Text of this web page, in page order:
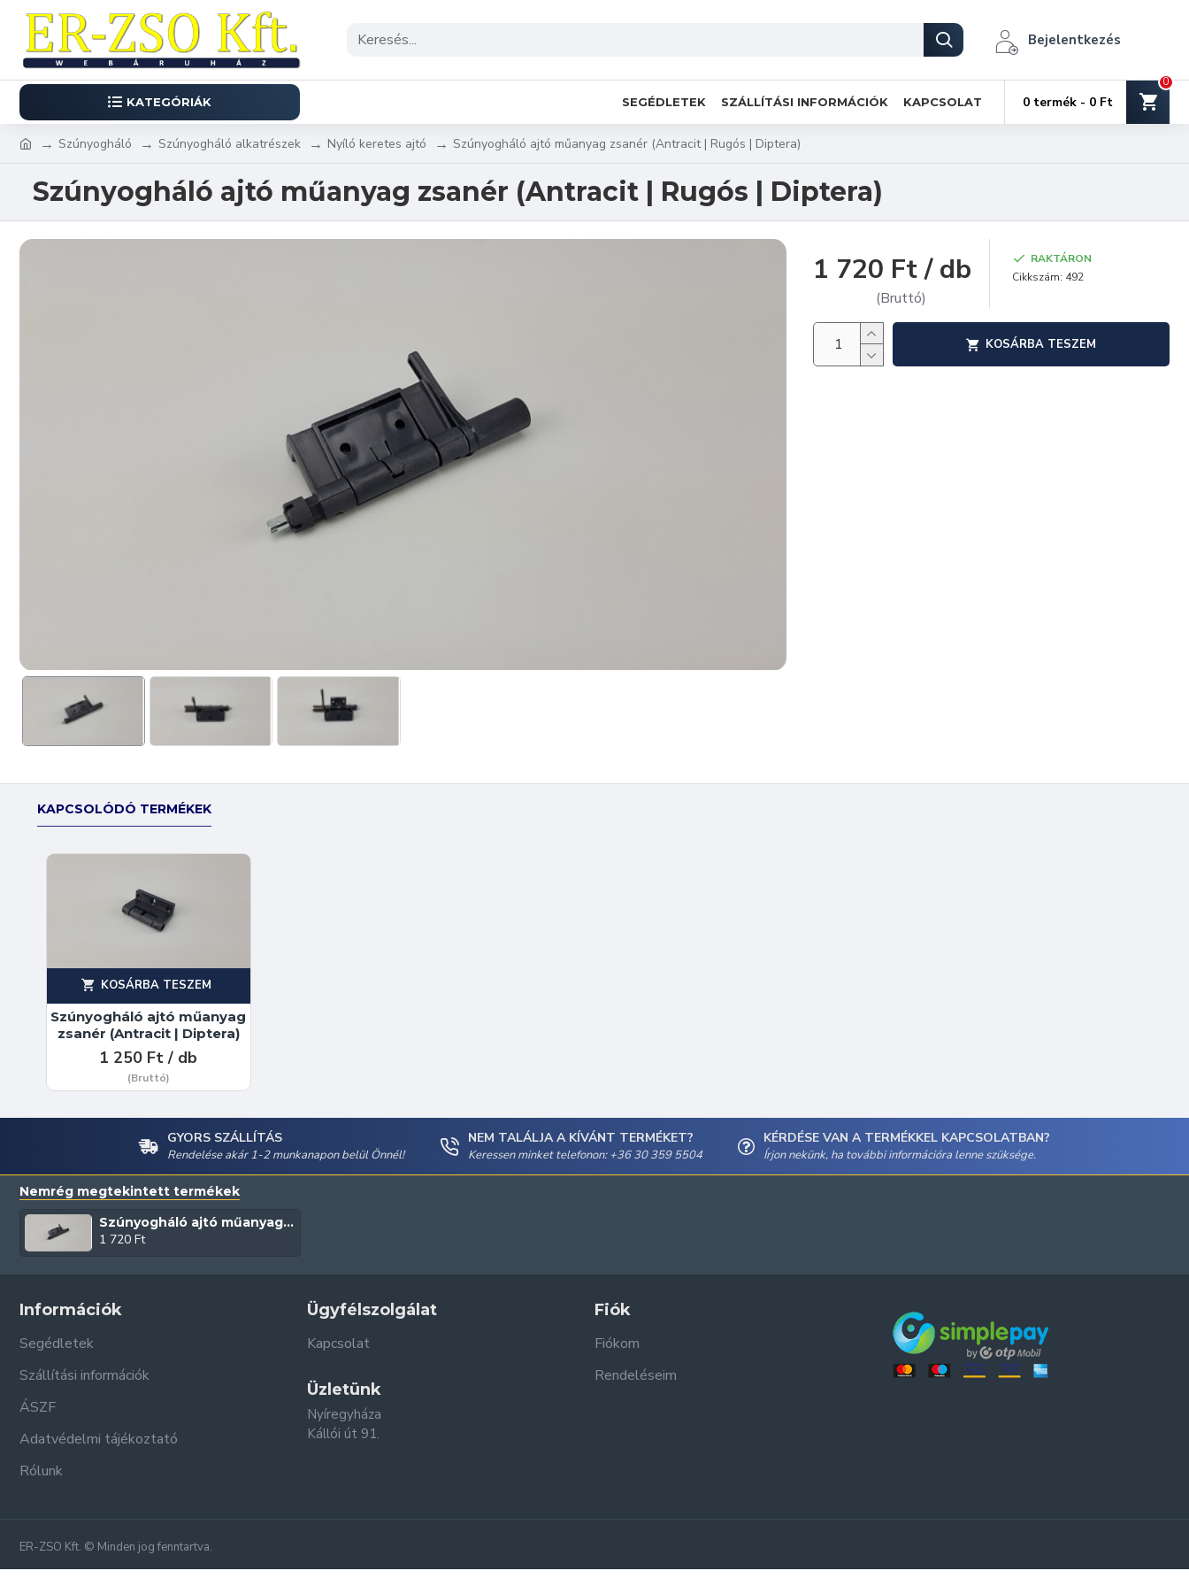
Bejelentkezés
KATEGÓRIÁK SEGÉDLETEK SZÁLLÍTÁSI INFORMÁCIÓK KAPCSOLAT 0 termék - 0 Ft
0
Szúnyogháló Szúnyogháló alkatrészek Nyíló keretes ajtó Szúnyogháló ajtó műanyag zsanér (Antracit | Rugós | Diptera)
Szúnyogháló ajtó műanyag zsanér (Antracit | Rugós | Diptera)
1 720 Ft / db
(Bruttó)
RAKTÁRON
Cikkszám: 492
KOSÁRBA TESZEM
KAPCSOLÓDÓ TERMÉKEK
Szúnyogháló ajtó műanyag
zsanér (Antracit | Diptera)
1 250 Ft / db
(Bruttó)
KOSÁRBA TESZEM
GYORS SZÁLLÍTÁS
Rendelése akár 1-2 munkanapon belül Önnél!
NEM TALÁLJA A KÍVÁNT TERMÉKET?
Keressen minket telefonon: +36 30 359 5504
KÉRDÉSE VAN A TERMÉKKEL KAPCSOLATBAN?
Írjon nekünk, ha további információra lenne szüksége.
Nemrég megtekintett termékek
Szúnyogháló ajtó műanyag zsanér (Antracit | Rugós | Diptera)
1 720 Ft
Információk
Segédletek
Szállítási információk
ÁSZF
Adatvédelmi tájékoztató
Rólunk
Ügyfélszolgálat
Kapcsolat
Üzletünk
Nyíregyháza
Kállói út 91.
Fiók
Fiókom
Rendeléseim
ER-ZSO Kft. © Minden jog fenntartva.